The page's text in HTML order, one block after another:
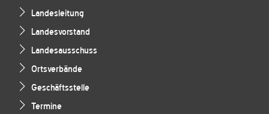
Landesleitung
Landesvorstand
Landesausschuss
Ortsverbände
Geschäftsstelle
Termine